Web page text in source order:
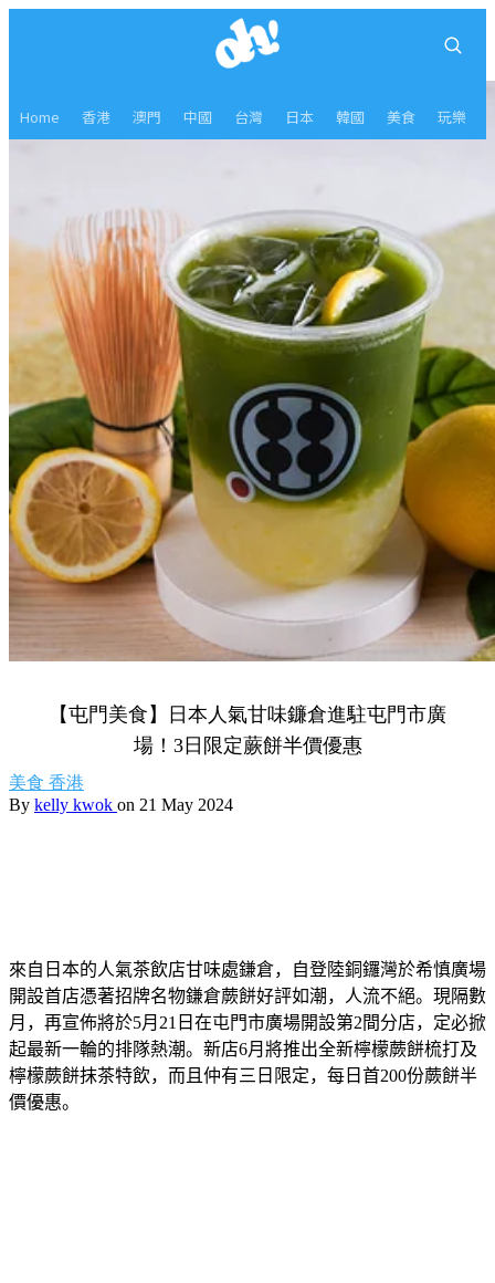
Home 香港 澳門 中國 台灣 日本 韓國 美食 玩樂
【屯門美食】日本人氣甘味鐮倉進駐屯門市廣
場！3日限定蕨餅半價優惠
美食 香港
By kelly kwok on 21 May 2024
來自日本的人氣茶飲店甘味處鎌倉，自登陸銅鑼灣於希慎廣場
開設首店憑著招牌名物鎌倉蕨餅好評如潮，人流不絕。 現隔數
月，再宣佈將於5月 21 日在屯門市廣場開設第2間分店，定必掀
起最新一輪的排隊熱潮。新店6月將推出全新檸檬蕨餅梳打及
檸檬蕨餅抹茶特飲，而且仲有三日限定，每日首200份蕨餅半
價優惠。